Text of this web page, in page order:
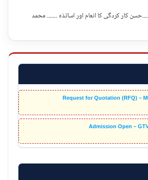
Request for Quotation (RFQ) –
Admission Open –
کار کردگی کا انعام اور اساتذہ ....... محمد